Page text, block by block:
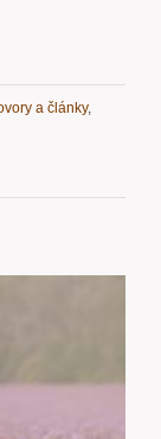
a články,